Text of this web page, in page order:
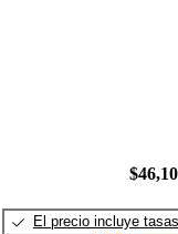
El precio incluye tasas